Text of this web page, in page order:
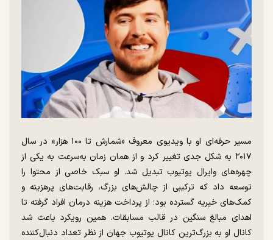
مسیر حرفه‌ای او با ویدیوی معروف «شمارش تا ۱۰۰ هزار» در سال
۲۰۱۷ به شکل جدی تغییر کرد و از همان زمان به‌سرعت به یکی از
چهره‌های وایرال یوتیوب تبدیل شد. او سبک خاصی از محتوا را
توسعه داد که ترکیبی از چالش‌های بزرگ، رقابت‌های پرهزینه و
کمک‌های خیریه گسترده بود؛ از پرداخت هزینه درمان افراد گرفته تا
اهدای مبالغ سنگین در قالب مسابقات. همین رویکرد باعث شد
کانال او به بزرگ‌ترین کانال یوتیوب جهان از نظر تعداد دنبال‌کننده